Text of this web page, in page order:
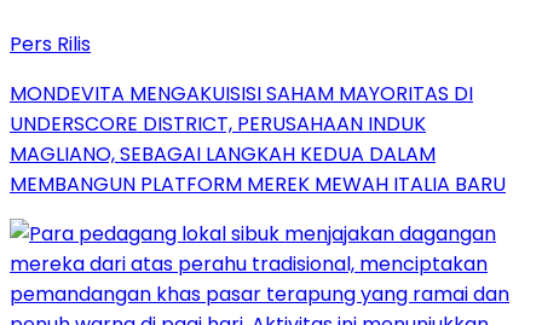
Pers Rilis
MONDEVITA MENGAKUISISI SAHAM MAYORITAS DI
UNDERSCORE DISTRICT, PERUSAHAAN INDUK
MAGLIANO, SEBAGAI LANGKAH KEDUA DALAM
MEMBANGUN PLATFORM MEREK MEWAH ITALIA BARU